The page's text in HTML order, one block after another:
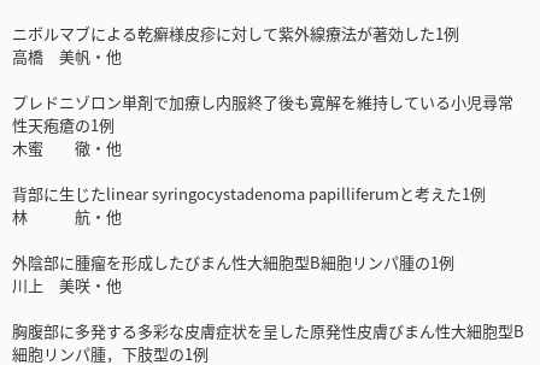
ニボルマブによる乾癬様皮疹に対して紫外線療法が著効した1例
高橋 美帆・他
プレドニゾロン単剤で加療し内服終了後も寛解を維持している小児尋常
性天疱瘡の1例
木蜜 徹・他
背部に生じたlinear syringocystadenoma papilliferumと考えた1例
林 航・他
外陰部に腫瘤を形成したびまん性大細胞型B細胞リンパ腫の1例
川上 美咲・他
胸腹部に多発する多彩な皮膚症状を呈した原発性皮膚びまん性大細胞型B
細胞リンパ腫，下肢型の1例